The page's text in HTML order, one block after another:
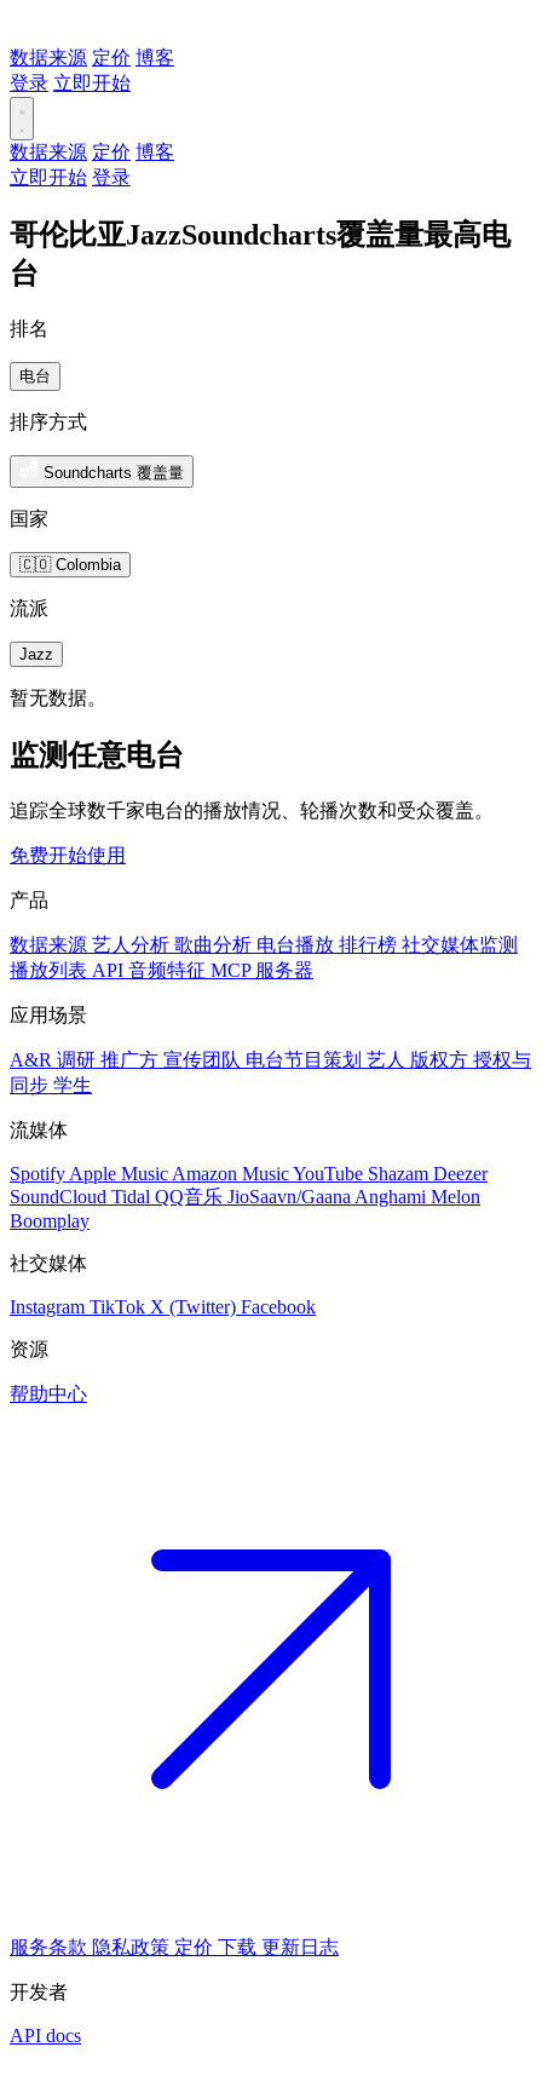
数据来源 定价 博客
登录 立即开始
数据来源 定价 博客
立即开始 登录
哥伦比亚JazzSoundcharts覆盖量最高电
台
排名
电台
排序方式
Soundcharts 覆盖量
国家
🇨🇴 Colombia
流派
Jazz
暂无数据。
监测任意电台
追踪全球数千家电台的播放情况、轮播次数和受众覆盖。
免费开始使用
产品
数据来源 艺人分析 歌曲分析 电台播放 排行榜 社交媒体监测
播放列表 API 音频特征 MCP 服务器
应用场景
A&R 调研 推广方 宣传团队 电台节目策划 艺人 版权方 授权与
同步 学生
流媒体
Spotify Apple Music Amazon MusicYouTube Shazam Deezer
SoundCloud Tidal QQ音乐 JioSaavn/Gaana Anghami Melon
Boomplay
社交媒体
Instagram TikTok X (Twitter) Facebook
资源
帮助中心
服务条款 隐私政策 定价 下载 更新日志
开发者
API docs